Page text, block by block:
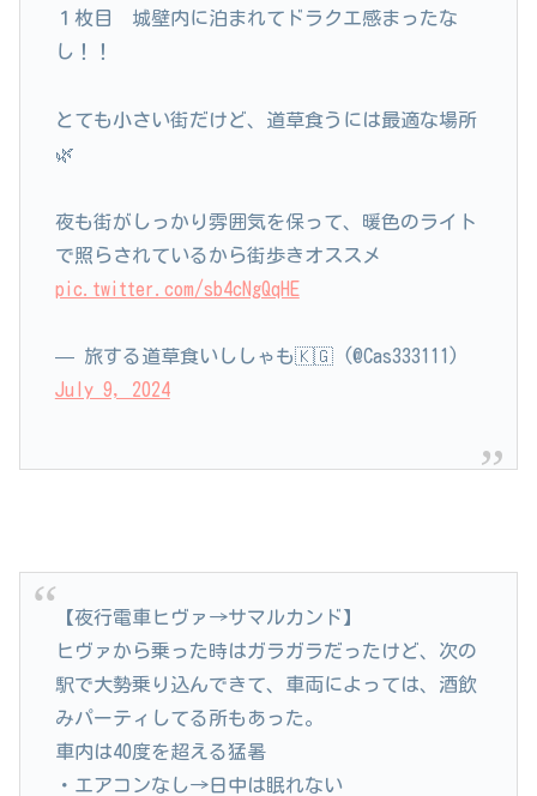
１枚目 城壁内に泊まれてドラクエ感まったな
し！！
とても小さい街だけど、道草食うには最適な場所
🌿
夜も街がしっかり雰囲気を保って、暖色のライト
で照らされているから街歩きオススメ
pic.twitter.com/sb4cNgQqHE
— 旅する道草食いししゃも🇰🇬 (@Cas333111)
July 9, 2024
【夜行電車ヒヴァ→サマルカンド】
ヒヴァから乗った時はガラガラだったけど、次の
駅で大勢乗り込んできて、車両によっては、酒飲
みパーティしてる所もあった。
車内は40度を超える猛暑
・エアコンなし→日中は眠れない